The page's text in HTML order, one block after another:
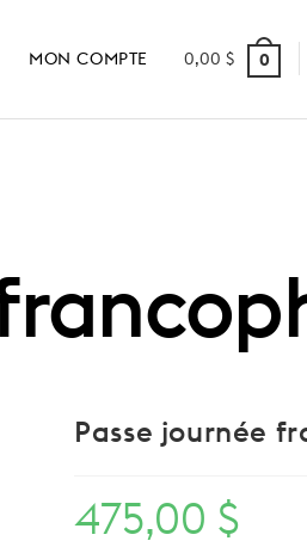
MON COMPTE 0,00$ 0
Passe journée
475,00 $